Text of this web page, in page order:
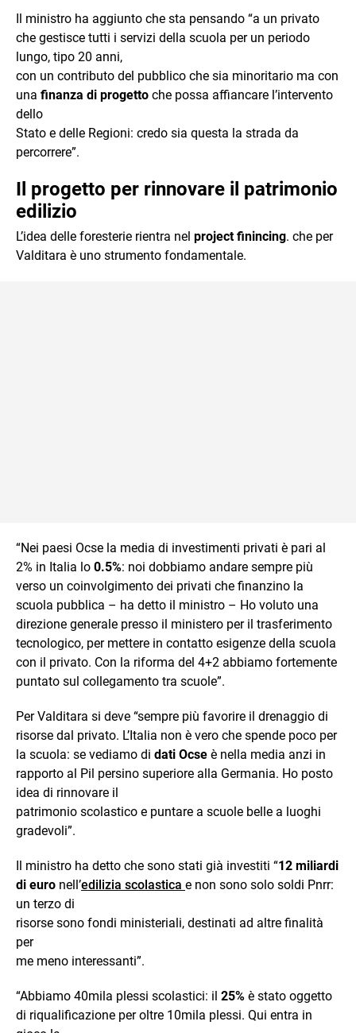
Il ministro ha aggiunto che sta pensando “a un privato
che gestisce tutti i servizi della scuola per un periodo
lungo, tipo 20 anni,
con un contributo del pubblico che sia minoritario ma con
una finanza di progetto che possa affiancare l’intervento
dello
Stato e delle Regioni: credo sia questa la strada da
percorrere”.
Il progetto per rinnovare il patrimonio
edilizio
L’idea delle foresterie rientra nel project finincing. che per
Valditara è uno strumento fondamentale.
“Nei paesi Ocse la media di investimenti privati è pari al
2% in Italia lo 0.5%: noi dobbiamo andare sempre più
verso un coinvolgimento dei privati che finanzino la
scuola pubblica – ha detto il ministro – Ho voluto una
direzione generale presso il ministero per il trasferimento
tecnologico, per mettere in contatto esigenze della scuola
con il privato. Con la riforma del 4+2 abbiamo fortemente
puntato sul collegamento tra scuole”.
Per Valditara si deve “sempre più favorire il drenaggio di
risorse dal privato. L’Italia non è vero che spende poco per
la scuola: se vediamo di dati Ocse è nella media anzi in
rapporto al Pil persino superiore alla Germania. Ho posto
idea di rinnovare il
patrimonio scolastico e puntare a scuole belle a luoghi
gradevoli”.
Il ministro ha detto che sono stati già investiti “12 miliardi
di euro nell’edilizia scolastica e non sono solo soldi Pnrr:
un terzo di
risorse sono fondi ministeriali, destinati ad altre finalità
per
me meno interessanti”.
“Abbiamo 40mila plessi scolastici: il 25% è stato oggetto
di riqualificazione per oltre 10mila plessi. Qui entra in